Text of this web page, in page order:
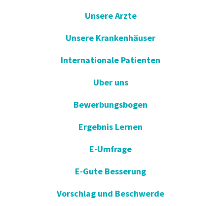
Unsere Arzte
Unsere Krankenhäuser
Internationale Patienten
Uber uns
Bewerbungsbogen
Ergebnis Lernen
E-Umfrage
E-Gute Besserung
Vorschlag und Beschwerde